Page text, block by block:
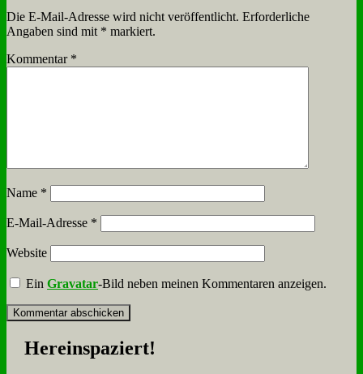
Die E-Mail-Adresse wird nicht veröffentlicht. Erforderliche
Angaben sind mit * markiert.
Kommentar *
Name *
E-Mail-Adresse *
Website
EinGravatar-Bild neben meinen Kommentaren anzeigen.
Her­ein­spa­ziert!